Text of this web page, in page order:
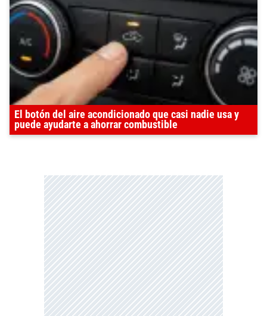
El botón del aire acondicionado que casi nadie usa y
puede ayudarte a ahorrar combustible